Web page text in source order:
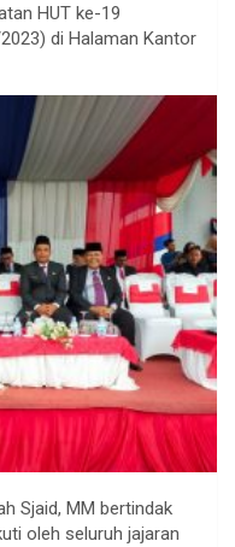
HUT ke-19
di Halaman Kantor
Sjaid, MM bertindak
oleh seluruh jajaran